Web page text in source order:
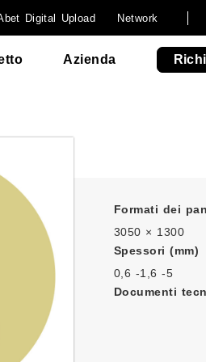
Digital Upload Network
Azienda
Outdoor Fun
Furniture
Outdoor
Formati dei
3050 × 1300
Spessori (mm)
0,6 -1,6 -5
Documenti